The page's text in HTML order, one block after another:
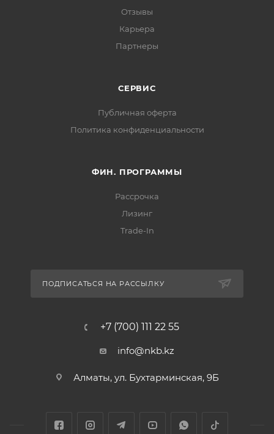
Отзывы
Карьера
Партнеры
СЕРВИС
Публичная оферта
Политика конфиденциальности
ФИН. ПРОГРАММЫ
Рассрочка
Лизинг
Trade-In
ПОДПИСАТЬСЯ НА РАССЫЛКУ
+7 (700) 111 22 55
info@nkb.kz
Алматы, ул. Бухтарминская, 9Б